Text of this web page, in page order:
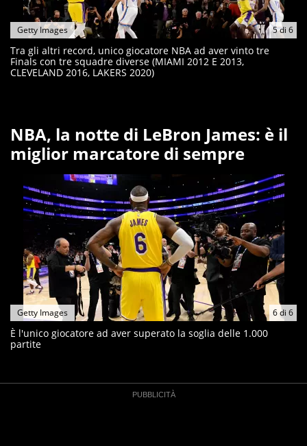
5di 6
Getty Images
Tra gli altri record, unico giocatore NBA ad aver vinto tre
Finals con tre squadre diverse (MIAMI 2012 E 2013,
CLEVELAND 2016, LAKERS 2020)
NBA, la notte di LeBron James: è il
miglior marcatore di sempre
6di 6
Getty Images
È l'unico giocatore ad aver superato la soglia delle 1.000
partite